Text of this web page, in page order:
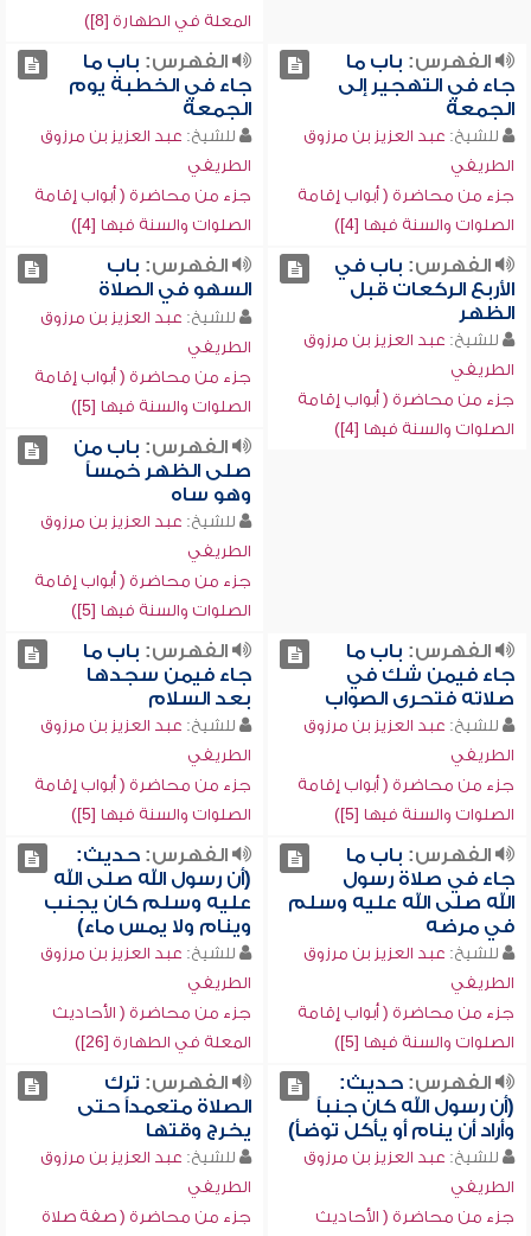
المعلة في الطهارة [8])
الفهرس: باب ما
جاء في التهجير إلى
الجمعة
للشيخ: عبد العزيز بن مرزوق
الطريفي
جزء من محاضرة ( أبواب إقامة
الصلوات والسنة فيها [4])
الفهرس: باب ما
جاء في الخطبة يوم
الجمعة
للشيخ: عبد العزيز بن مرزوق
الطريفي
جزء من محاضرة ( أبواب إقامة
الصلوات والسنة فيها [4])
الفهرس: باب في
الأربع الركعات قبل
الظهر
للشيخ: عبد العزيز بن مرزوق
الطريفي
جزء من محاضرة ( أبواب إقامة
الصلوات والسنة فيها [4])
الفهرس: باب
السهو في الصلاة
للشيخ: عبد العزيز بن مرزوق
الطريفي
جزء من محاضرة ( أبواب إقامة
الصلوات والسنة فيها [5])
الفهرس: باب من
صلى الظهر خمساً
وهو ساه
للشيخ: عبد العزيز بن مرزوق
الطريفي
جزء من محاضرة ( أبواب إقامة
الصلوات والسنة فيها [5])
الفهرس: باب ما
جاء فيمن شك في
صلاته فتحرى الصواب
للشيخ: عبد العزيز بن مرزوق
الطريفي
جزء من محاضرة ( أبواب إقامة
الصلوات والسنة فيها [5])
الفهرس: باب ما
جاء فيمن سجدها
بعد السلام
للشيخ: عبد العزيز بن مرزوق
الطريفي
جزء من محاضرة ( أبواب إقامة
الصلوات والسنة فيها [5])
الفهرس: باب ما
جاء في صلاة رسول
الله صلى الله عليه وسلم
في مرضه
للشيخ: عبد العزيز بن مرزوق
الطريفي
جزء من محاضرة ( أبواب إقامة
الصلوات والسنة فيها [5])
الفهرس:حديث:
(أن رسول الله صلى الله
عليه وسلم كان يجنب
وينام ولا يمس ماء)
للشيخ: عبد العزيز بن مرزوق
الطريفي
جزء من محاضرة ( الأحاديث
المعلة في الطهارة [26])
الفهرس:حديث:
(أن رسول الله كان جنباً
وأراد أن ينام أو يأكل توضأ)
للشيخ: عبد العزيز بن مرزوق
الطريفي
جزء من محاضرة ( الأحاديث
الفهرس: ترك
الصلاة متعمداً حتى
يخرج وقتها
للشيخ: عبد العزيز بن مرزوق
الطريفي
جزء من محاضرة ( صفة صلاة